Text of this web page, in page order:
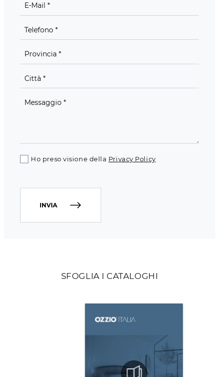
SFOGLIA I CATALOGHI
Ho preso visione della Privacy Policy
INVIA